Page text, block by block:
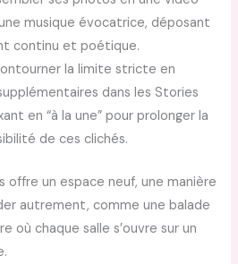
musique évocatrice, déposant
continu et poétique.
la limite stricte en
dans les Stories
en “à la une” pour prolonger la
de ces clichés.
offre un espace neuf, une manière
autrement, comme une balade
où chaque salle s’ouvre sur un